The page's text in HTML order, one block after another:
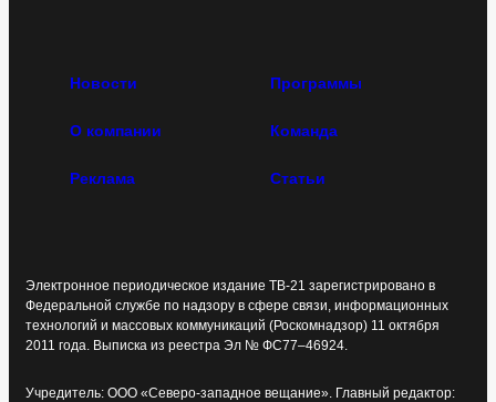
Новости Программы
О компании Команда
Реклама Статьи
Электронное периодическое издание ТВ-21 зарегистрировано в
Федеральной службе по надзору в сфере связи, информационных
технологий и массовых коммуникаций (Роскомнадзор) 11 октября
2011 года. Выписка из реестра Эл № ФС77–46924.
Учредитель: ООО «Северо-западное вещание». Главный редактор: